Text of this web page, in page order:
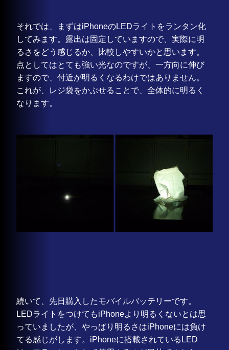
それでは、まずはiPhoneのLEDライトをランタン化
してみます。露出は固定していますので、実際に明
るさをどう感じるか、比較しやすいかと思います。
点としてはとても強い光なのですが、一方向に伸び
ますので、付近が明るくなるわけではありません。
これが、レジ袋をかぶせることで、全体的に明るく
なります。
続いて、先日購入したモバイルバッテリーです。
LEDライトをつけてもiPhoneより明るくないとは思
っていましたが、やっぱり明るさはiPhoneには負け
てる感じがします。iPhoneに搭載されているLED